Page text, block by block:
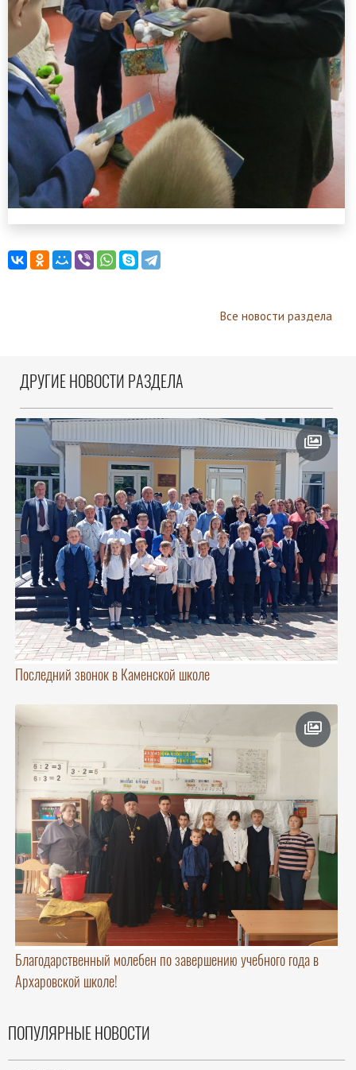
Все новости раздела
ДРУГИЕ НОВОСТИ РАЗДЕЛА
Последний звонок в Каменской школе
Благодарственный молебен по завершению учебного года в
Архаровской школе!
ПОПУЛЯРНЫЕ НОВОСТИ